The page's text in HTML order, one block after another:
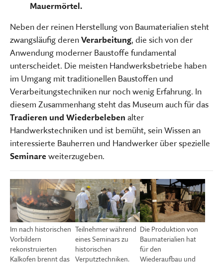
Mauermörtel.
Neben der reinen Herstellung von Baumaterialien steht
zwangsläufig derenVerarbeitung, die sich von der
Anwendung moderner Baustoffe fundamental
unterscheidet. Die meisten Handwerksbetriebe haben
im Umgang mit traditionellen Baustoffen und
Verarbeitungstechniken nur noch wenig Erfahrung. In
diesem Zusammenhang steht das Museum auch für das
Tradieren und Wiederbeleben alter
Handwerkstechniken und ist bemüht, sein Wissen an
interessierte Bauherren und Handwerker über spezielle
Seminareweiterzugeben.
Im nach historischen
Vorbildern
rekonstruierten
Kalkofen brennt das
Teilnehmer während
eines Seminars zu
historischen
Verputztechniken.
Die Produktion von
Baumaterialien hat
für den
Wiederaufbau und